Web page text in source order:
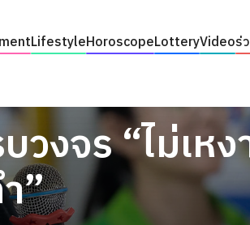
LifestyleHoroscopeLotteryVideoร่
งจร “ไม่เหง
”